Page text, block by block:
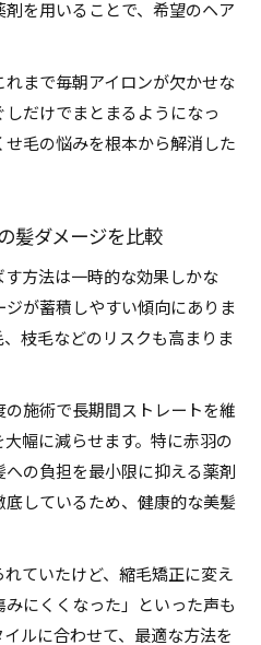
を用いることで、希望のヘア
まで毎朝アイロンが欠かせな
だけでまとまるようになっ
毛の悩みを根本から解消した
髪ダメージを比較
方法は一時的な効果しかな
が蓄積しやすい傾向にありま
枝毛などのリスクも高まりま
施術で長期間ストレートを維
幅に減らせます。特に赤羽の
の負担を最小限に抑える薬剤
しているため、健康的な美髪
れていたけど、縮毛矯正に変え
にくくなった」といった声も
ルに合わせて、最適な方法を